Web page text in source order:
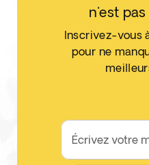
n'est
Inscrivez-vous
pour ne
Écrivez votre